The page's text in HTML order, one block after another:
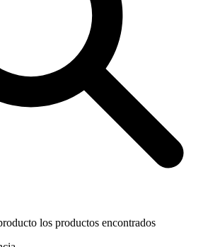
los productos encontrados